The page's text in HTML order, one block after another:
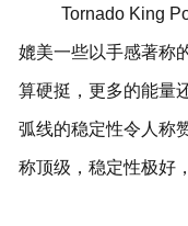
Tornado King
媲美一些以手感著称
算硬挺，更多的能量
弧线的稳定性令人称
称顶级，稳定性极好